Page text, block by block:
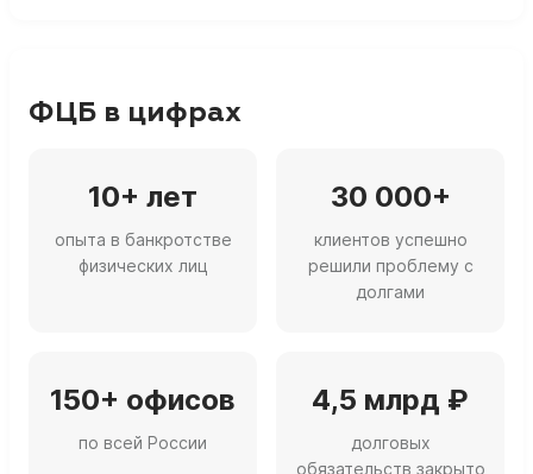
ФЦБ в цифрах
10+ лет
опыта в банкротстве
физических лиц
30 000+
клиентов успешно
решили проблему с
долгами
150+ офисов
по всей России
4,5 млрд ₽
долговых
обязательств закрыто